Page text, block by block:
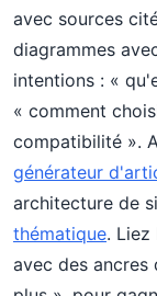
avec sources
diagrammes
intentions : «
« comment
compatibilité ».
générateur
architecture de
thématique.
avec des ancres